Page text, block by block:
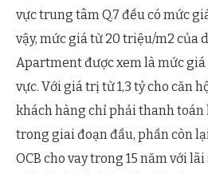
vực trung tâm Q.7 đều có mức
vậy, mức giá từ 20 triệu/m2 của
Apartment được xem là mức
vực. Với giá trị từ 1,3 tỷ cho căn
khách hàng chỉ phải thanh
trong giai đoạn đầu, phần còn
OCB cho vay trong 15 năm với